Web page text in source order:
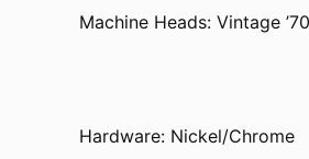
Machine Heads: Vintage
Hardware: Nickel/Chrome